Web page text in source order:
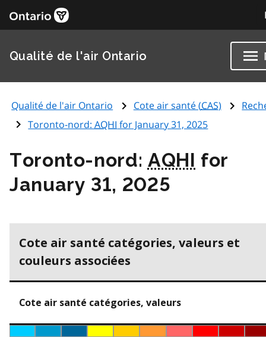
Qualité de l'air Ontario
Qualité de l'air Ontario Cote air santé (CAS)
Toronto-nord:AQHI for January 31, 2025
Toronto-nord: AQHI for
January 31, 2025
Cote air santé catégories, valeurs et
couleurs associées
Cote air santé catégories, valeurs